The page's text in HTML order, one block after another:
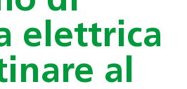
elettrica
al